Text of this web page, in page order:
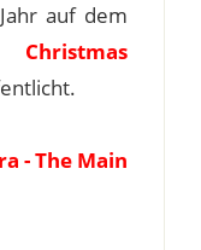
auf dem
- The Main